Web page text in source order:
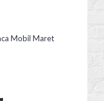
Mobil Maret